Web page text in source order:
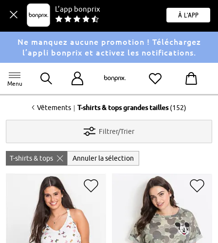
L’app bonprix
À l'app
Ne manquez aucune promotion ! Téléchargez
l’appli bonprix et activez les notifications.
Menu
<Vêtements | T-shirts & tops grandes tailles (152)
Filtrer/Trier
T-shirts & tops Annuler la sélection